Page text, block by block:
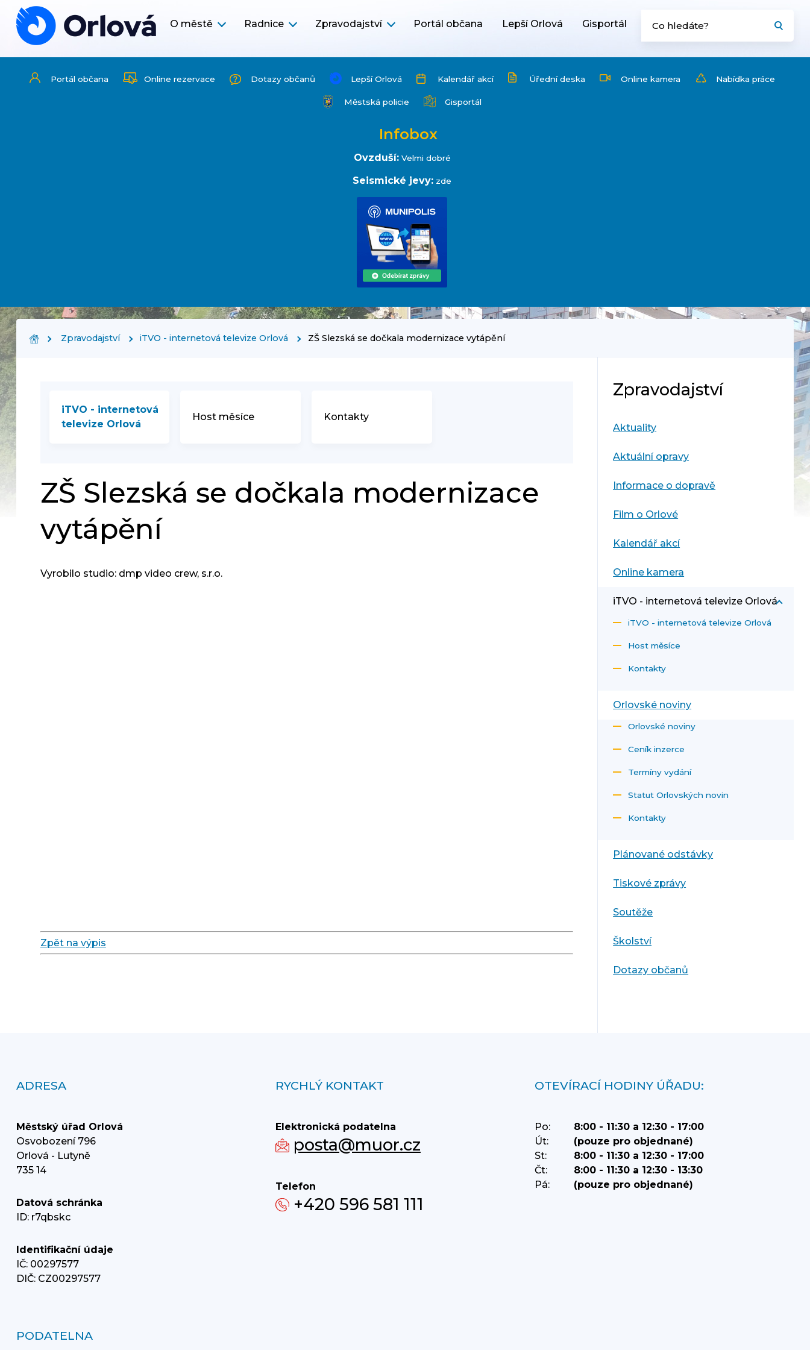
O městě Radnice Zpravodajství Portál občana Lepší Orlová Gisportál
Portál občana Online rezervace Dotazy občanů Lepší Orlová Kalendář akcí Úřední deska Online kamera Nabídka práce
Městská policie Gisportál
Infobox
Ovzduší: Velmi dobré
Seismické jevy: zde
Zpravodajství iTVO - internetová televize Orlová ZŠ Slezská se dočkala modernizace vytápění
iTVO - internetová
televize Orlová
Host měsíce Kontakty
ZŠ Slezská se dočkala modernizace
vytápění
Vyrobilo studio: dmp video crew, s.r.o.
Zpět na výpis
Zpravodajství
Aktuality
Aktuální opravy
Informace o dopravě
Film o Orlové
Kalendář akcí
Online kamera
iTVO - internetová televize Orlová
iTVO - internetová televize Orlová
Host měsíce
Kontakty
Orlovské noviny
Orlovské noviny
Ceník inzerce
Termíny vydání
Statut Orlovských novin
Kontakty
Plánované odstávky
Tiskové zprávy
Soutěže
Školství
Dotazy občanů
ADRESA
Městský úřad Orlová
Osvobození 796
Orlová - Lutyně
735 14
Datová schránka
ID: r7qbskc
Identifikační údaje
IČ: 00297577
DIČ: CZ00297577
RYCHLÝ KONTAKT
Elektronická podatelna
posta@muor.cz
Telefon
+420 596 581 111
OTEVÍRACÍ HODINY ÚŘADU:
Po:
8:00 - 11:30 a 12:30 - 17:00
Út:
(pouze pro objednané)
St:
8:00 - 11:30 a 12:30 - 17:00
Čt:
8:00 - 11:30 a 12:30 - 13:30
Pá:
(pouze pro objednané)
PODATELNA